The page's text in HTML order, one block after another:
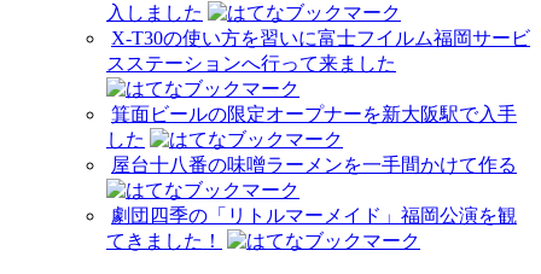
入しました
X-T30の使い方を習いに富士フイルム福岡サービ
スステーションへ行って来ました
箕面ビールの限定オープナーを新大阪駅で入手
した
屋台十八番の味噌ラーメンを一手間かけて作る
劇団四季の「リトルマーメイド」福岡公演を観
てきました！